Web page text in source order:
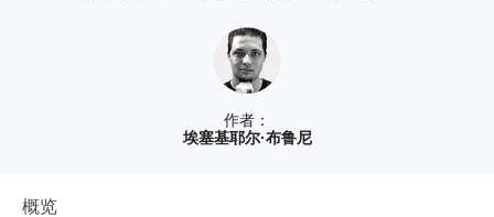
作者：
埃塞基耶尔·布鲁尼
概览